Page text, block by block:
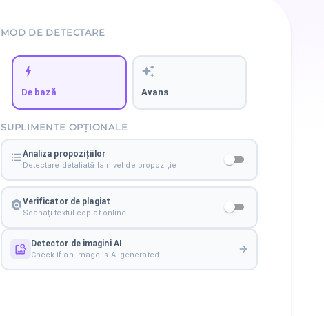
MOD DE DETECTARE
De bază Avans
SUPLIMENTE OPȚIONALE
Analiza propozițiilor
Detectare detaliată la nivel de propoziție
Verificator de plagiat
Scanați textul copiat online
Detector de imagini AI
Check if an image is AI-generated